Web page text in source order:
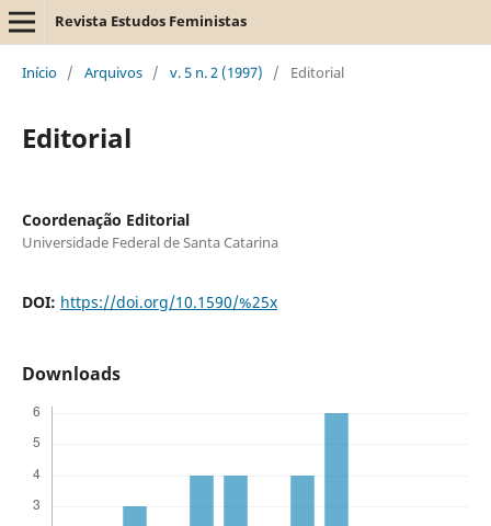
Revista Estudos Feministas
Início / Arquivos / v. 5 n. 2 (1997) / Editorial
Editorial
Coordenação Editorial
Universidade Federal de Santa Catarina
DOI: https://doi.org/10.1590/%25x
Downloads